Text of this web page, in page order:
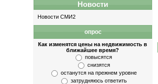
Новости
Новости СМИ2
опрос
Как изменятся цены на недвижимость в
ближайшее время?
повысятся
снизятся
останутся на прежнем уровне
затрудняюсь ответить